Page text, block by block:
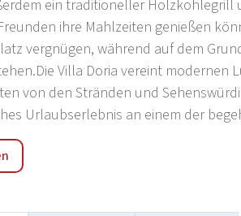
ein traditioneller Holzkohlegrill
ihre Mahlzeiten genießen
vergnügen, während auf dem
Villa Doria vereint modernen
von den Stränden und
Urlaubserlebnis an einem der
liegt im charmanten Dorf Krimovica,
ihre natürliche Schönheit, ihre